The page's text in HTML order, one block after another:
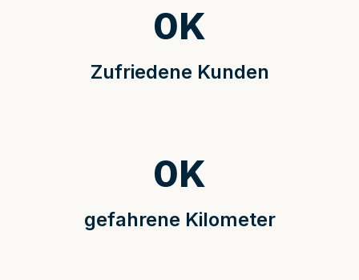
Zufriedene Kunden
0K
gefahrene Kilometer
0K